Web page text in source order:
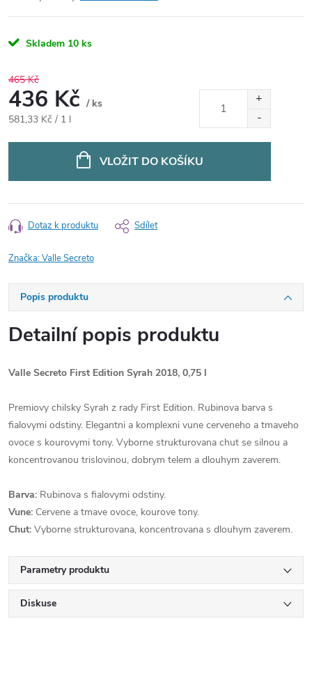
Skladem 10 ks
465 Kč
436 Kč / ks
Měrná
581,33 Kč / 1 l
VLOŽIT DO KOŠÍKU
Dotaz k produktu Sdílet
Značka:Valle Secreto
Popis produktu
Detailní popis produktu
Valle Secreto First Edition Syrah 2018, 0,75 l
Premiovy chilsky Syrah z rady First Edition. Rubinova barva s
fialovymi odstiny. Elegantni a komplexni vune cerveneho a tmaveho
ovoce s kourovymi tony. Vyborne strukturovana chut se silnou a
koncentrovanou trislovinou, dobrym telem a dlouhym zaverem.
Barva: Rubinova s fialovymi odstiny.
Vune: Cervene a tmave ovoce, kourove tony.
Chut: Vyborne strukturovana, koncentrovana s dlouhym zaverem.
Parametry produktu
Diskuse